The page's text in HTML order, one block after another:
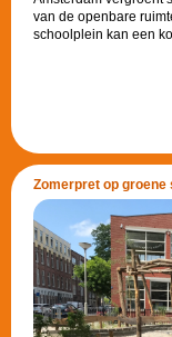
van de openbare
schoolplein kan een
Zomerpret op groene